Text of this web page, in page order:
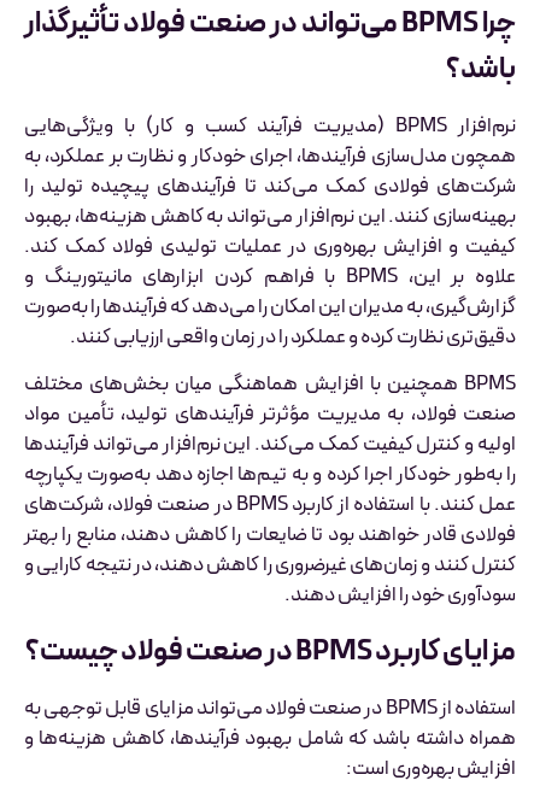
چرا BPMS می‌تواند در صنعت فولاد تأثیرگذار
باشد؟
نرم‌افزار BPMS (مدیریت فرآیند کسب و کار) با ویژگی‌هایی
همچون مدل‌سازی فرآیندها، اجرای خودکار و نظارت بر عملکرد، به
شرکت‌های فولادی کمک می‌کند تا فرآیندهای پیچیده تولید را
بهینه‌سازی کنند. این نرم‌افزار می‌تواند به کاهش هزینه‌ها، بهبود
کیفیت و افزایش بهره‌وری در عملیات تولیدی فولاد کمک کند.
علاوه بر این، BPMS با فراهم کردن ابزارهای مانیتورینگ و
گزارش‌گیری، به مدیران این امکان را می‌دهد که فرآیندها را به‌صورت
دقیق‌تری نظارت کرده و عملکرد را در زمان واقعی ارزیابی کنند.
BPMS همچنین با افزایش هماهنگی میان بخش‌های مختلف
صنعت فولاد، به مدیریت مؤثرتر فرآیندهای تولید، تأمین مواد
اولیه و کنترل کیفیت کمک می‌کند. این نرم‌افزار می‌تواند فرآیندها
را به‌طور خودکار اجرا کرده و به تیم‌ها اجازه دهد به‌صورت یکپارچه
عمل کنند. با استفاده از کاربرد BPMS در صنعت فولاد، شرکت‌های
فولادی قادر خواهند بود تا ضایعات را کاهش دهند، منابع را بهتر
کنترل کنند و زمان‌های غیرضروری را کاهش دهند، در نتیجه کارایی و
سودآوری خود را افزایش دهند.
مزایای کاربرد BPMS در صنعت فولاد چیست؟
استفاده از BPMS در صنعت فولاد می‌تواند مزایای قابل توجهی به
همراه داشته باشد که شامل بهبود فرآیندها، کاهش هزینه‌ها و
افزایش بهره‌وری است: